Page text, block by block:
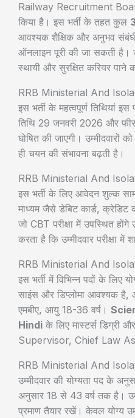
Railway Recruitment
किया है। इस भर्ती के तहत कुल
आवश्यक शैक्षिक और अनुभव
ऑनलाइन पूरी की जा सकती है।
स्थायी और सुरक्षित करियर पाने
RRB Ministerial And
इस भर्ती के महत्वपूर्ण
तिथि 29 जनवरी 2026 और फीस
घोषित की जाएगी।
ही चयन की संभावना बढ़ती है।
RRB Ministerial And
इस भर्ती के लिए आवेदन शुल्क
माध्यम जैसे डेबिट कार्ड,
जो CBT परीक्षा में उपस्थित
करता है कि उम्मीदवार परीक्षा
RRB Ministerial And
इस भर्ती में विभिन्न पदों के
साइंस और डिप्लोमा आवश्यक है,
एमबीए, आयु 18-36 वर्ष।
Hindi के लिए मास्टर्स
Supervisor, Chief Law
RRB Ministerial And
उम्मीदवार की योग्यता पद के
अनुसार 18 से 43 वर्ष तक है।
प्रमाण तैयार रखें। केवल योग्य